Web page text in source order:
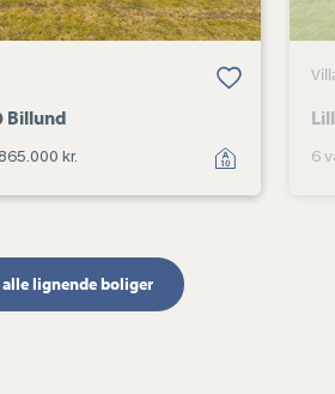
Billund
kr. 6
alle lignende boliger